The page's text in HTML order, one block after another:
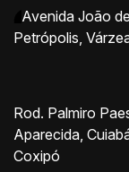
Avenida João
Petrópolis
Rod. Palmiro
Aparecida,
Coxipó